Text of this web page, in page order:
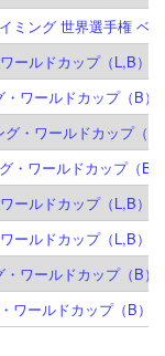
ミング 世界選手権 ベ
ールドカップ（L,B）
ワールドカップ（B）
・ワールドカップ（B
・ワールドカップ（
ールドカップ（L,B）
ールドカップ（L,B）
ワールドカップ（B）
ワールドカップ（B）